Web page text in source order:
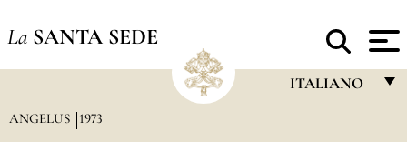
La SANTA SEDE
ITALIANO
ANGELUS 1973